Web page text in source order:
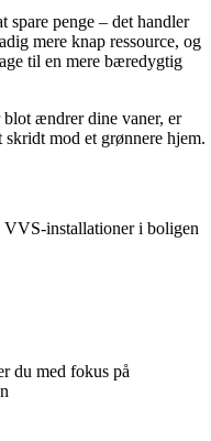
spare penge – det handler
mere knap ressource, og
til en mere bæredygtig
ændrer dine vaner, er
mod et grønnere hjem.
i boligen
du med fokus på